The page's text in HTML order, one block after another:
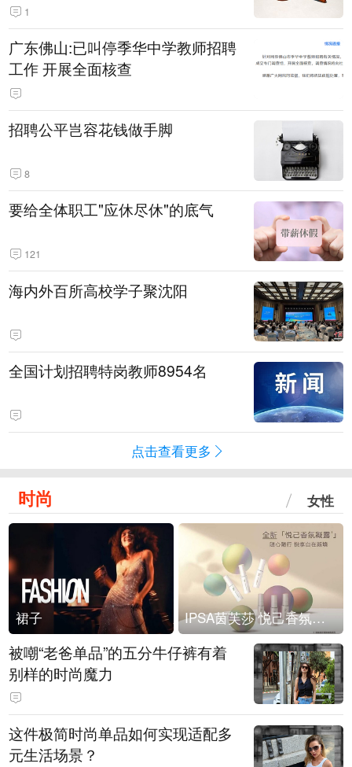
1
广东佛山:已叫停季华中学教师招聘
工作 开展全面核查
招聘公平岂容花钱做手脚
8
要给全体职工"应休尽休"的底气
121
海内外百所高校学子聚沈阳
全国计划招聘特岗教师8954名
点击查看更多
时尚 女性
裙子 IPSA茵芙莎 悦己香氛凝露上市
被嘲“老爸单品”的五分牛仔裤有着
别样的时尚魔力
这件极简时尚单品如何实现适配多
元生活场景？